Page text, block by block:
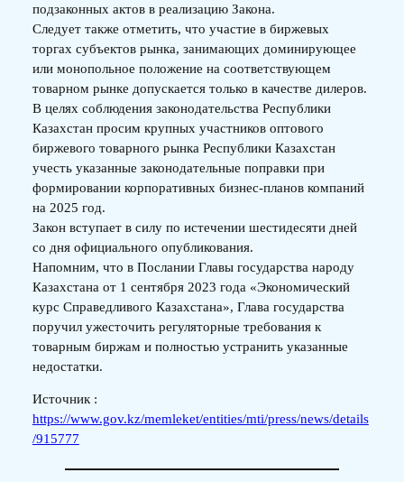
подзаконных актов в реализацию Закона.
Следует также отметить, что участие в биржевых
торгах субъектов рынка, занимающих доминирующее
или монопольное положение на соответствующем
товарном рынке допускается только в качестве дилеров.
В целях соблюдения законодательства Республики
Казахстан просим крупных участников оптового
биржевого товарного рынка Республики Казахстан
учесть указанные законодательные поправки при
формировании корпоративных бизнес-планов компаний
на 2025 год.
Закон вступает в силу по истечении шестидесяти дней
со дня официального опубликования.
Напомним, что в Послании Главы государства народу
Казахстана от 1 сентября 2023 года «Экономический
курс Справедливого Казахстана», Глава государства
поручил ужесточить регуляторные требования к
товарным биржам и полностью устранить указанные
недостатки.
Источник :
https://www.gov.kz/memleket/entities/mti/press/news/details
/915777